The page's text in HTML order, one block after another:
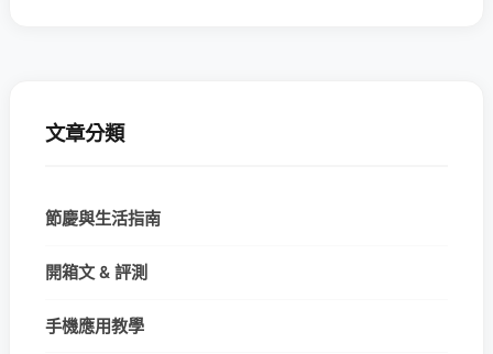
文章分類
節慶與生活指南
開箱文 & 評測
手機應用教學